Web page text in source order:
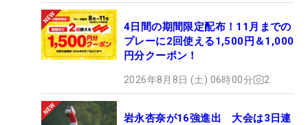
4日間の期間限定配布！11月までの
プレーに2回使える1,500円＆1,000
円分クーポン！
2026年8月8日 (土) 06時00分 2
岩永杏奈が16強進出 大会は3日連